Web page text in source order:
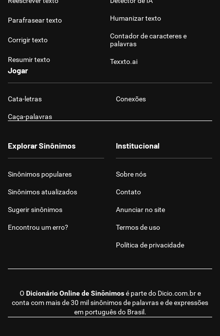
Parafrasear texto
Corrigir texto
Resumir texto
Humanizar texto
Contador de caracteres e
palavras
Texxto.ai
Jogar
Cata-letras Conexões
Caça-palavras
O Dicionário Online de Sinônimosé parte do Dicio.com.bre
conta com mais de 30 mil sinônimos de palavras e de expressões
em português do Brasil.
Explorar Sinônimos
Sinônimos populares
Sinônimos atualizados
Sugerir sinônimos
Encontrou um erro?
Institucional
Sobre nós
Contato
Anunciar no site
Termos de uso
Política de privacidade